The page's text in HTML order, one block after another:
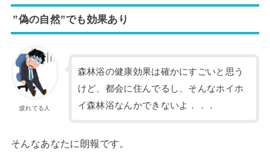
”偽の自然”でも効果あり
疲れてる人
森林浴の健康効果は確かにすごいと思う
けど、都会に住んでるし、そんなホイホ
イ森林浴なんかできないよ．．．
そんなあなたに朗報です。